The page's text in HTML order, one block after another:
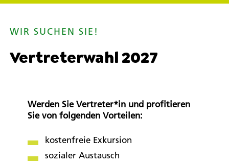
WIR SUCHEN SIE!
Vertreterwahl 2027
Werden Sie Vertreter*in und profitieren
Sie von folgenden Vorteilen:
kostenfreie Exkursion
sozialer Austausch